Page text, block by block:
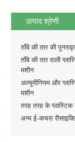
उत्पाद श्रेणी
ताँबे की तार की
ताँबे की तार वाली
मशीन
अल्यूमीनियम और
मशीन
तरह तरह के
अन्य ई-कचरा